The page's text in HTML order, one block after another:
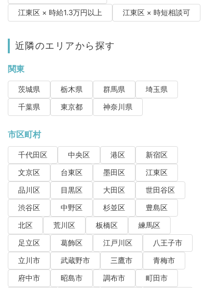
江東区 × 時給1.3万円以上
江東区 × 時短相談可
近隣のエリアから探す
関東
茨城県 栃木県 群馬県
埼玉県
千葉県
東京都 神奈川県
市区町村
千代田区 中央区 港区
新宿区
文京区
台東区 墨田区
江東区
品川区
目黒区 大田区
世田谷区
渋谷区
中野区 杉並区
豊島区
北区
荒川区 板橋区
練馬区
足立区
葛飾区 江戸川区
八王子市
立川市
武蔵野市 三鷹市
青梅市
府中市
昭島市 調布市
町田市